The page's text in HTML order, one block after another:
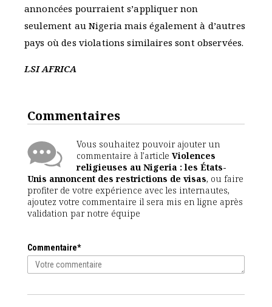
annoncées pourraient s’appliquer non
seulement au Nigeria mais également à d’autres
pays où des violations similaires sont observées.
LSI AFRICA
Commentaires
Vous souhaitez pouvoir ajouter un
commentaire à l'article Violences
religieuses au Nigeria : les États-
Unis annoncent des restrictions de visas, ou faire
profiter de votre expérience avec les internautes,
ajoutez votre commentaire il sera mis en ligne après
validation par notre équipe
Commentaire*